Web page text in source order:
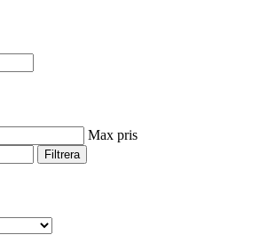
Max pris
Filtrera